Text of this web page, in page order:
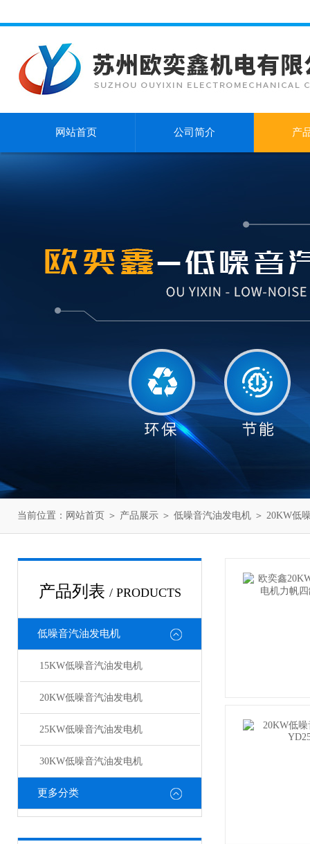
网站首页 公司简介 产
当前位置： 网站首页 ＞ 产品展示 ＞ 低噪音汽油发电机 ＞ 20KW低
产品列表 / PRODUCTS
低噪音汽油发电机
15KW低噪音汽油发电机
20KW低噪音汽油发电机
25KW低噪音汽油发电机
30KW低噪音汽油发电机
更多分类